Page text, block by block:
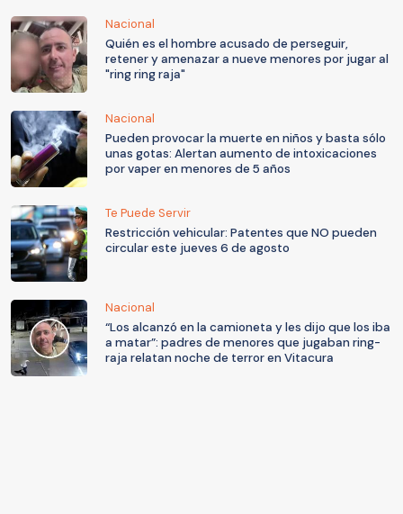
Nacional
Quién es el hombre acusado de perseguir,
retener y amenazar a nueve menores por jugar al
"ring ring raja"
Nacional
Pueden provocar la muerte en niños y basta sólo
unas gotas: Alertan aumento de intoxicaciones
por vaper en menores de 5 años
Te Puede Servir
Restricción vehicular: Patentes que NO pueden
circular este jueves 6 de agosto
Nacional
“Los alcanzó en la camioneta y les dijo que los iba
a matar”: padres de menores que jugaban ring-
raja relatan noche de terror en Vitacura